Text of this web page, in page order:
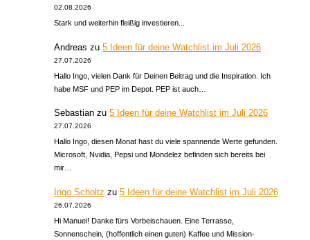
02.08.2026
Stark und weiterhin fleißig investieren...
Andreas zu 5 Ideen für deine Watchlist im Juli 2026
27.07.2026
Hallo Ingo, vielen Dank für Deinen Beitrag und die Inspiration. Ich
habe MSF und PEP im Depot. PEP ist auch…
Sebastian zu 5 Ideen für deine Watchlist im Juli 2026
27.07.2026
Hallo Ingo, diesen Monat hast du viele spannende Werte gefunden.
Microsoft, Nvidia, Pepsi und Mondelez befinden sich bereits bei
mir…
Ingo Scholtz zu 5 Ideen für deine Watchlist im Juli 2026
26.07.2026
Hi Manuel! Danke fürs Vorbeischauen. Eine Terrasse,
Sonnenschein, (hoffentlich einen guten) Kaffee und Mission-